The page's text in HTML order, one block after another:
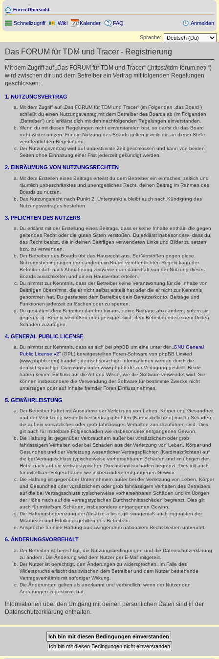
Foren-Übersicht
Schnellzugriff Wiki Kalender FAQ Anmelden
Sprache:
Das FORUM für TDM und Tracer - Registrierung
Mit dem Zugriff auf „Das FORUM für TDM und Tracer“ („https://tdm-forum.net/.“)
wird zwischen dir und dem Betreiber ein Vertrag mit folgenden Regelungen
geschlossen:
1. NUTZUNGSVERTRAG
Mit dem Zugriff auf „Das FORUM für TDM und Tracer“ (im Folgenden „das Board“)
schließt du einen Nutzungsvertrag mit dem Betreiber des Boards ab (im Folgenden
„Betreiber“) und erklärst dich mit den nachfolgenden Regelungen einverstanden.
Wenn du mit diesen Regelungen nicht einverstanden bist, so darfst du das Board
nicht weiter nutzen. Für die Nutzung des Boards gelten jeweils die an dieser Stelle
veröffentlichten Regelungen.
Der Nutzungsvertrag wird auf unbestimmte Zeit geschlossen und kann von beiden
Seiten ohne Einhaltung einer Frist jederzeit gekündigt werden.
2. EINRÄUMUNG VON NUTZUNGSRECHTEN
Mit dem Erstellen eines Beitrags erteilst du dem Betreiber ein einfaches, zeitlich und
räumlich unbeschränktes und unentgeltliches Recht, deinen Beitrag im Rahmen des
Boards zu nutzen.
Das Nutzungsrecht nach Punkt 2, Unterpunkt a bleibt auch nach Kündigung des
Nutzungsvertrages bestehen.
3. PFLICHTEN DES NUTZERS
Du erklärst mit der Erstellung eines Beitrags, dass er keine Inhalte enthält, die gegen
geltendes Recht oder die guten Sitten verstoßen. Du erklärst insbesondere, dass du
das Recht besitzt, die in deinen Beiträgen verwendeten Links und Bilder zu setzen
bzw. zu verwenden.
Der Betreiber des Boards übt das Hausrecht aus. Bei Verstößen gegen diese
Nutzungsbedingungen oder anderer im Board veröffentlichten Regeln kann der
Betreiber dich nach Abmahnung zeitweise oder dauerhaft von der Nutzung dieses
Boards ausschließen und dir ein Hausverbot erteilen.
Du nimmst zur Kenntnis, dass der Betreiber keine Verantwortung für die Inhalte von
Beiträgen übernimmt, die er nicht selbst erstellt hat oder die er nicht zur Kenntnis
genommen hat. Du gestattest dem Betreiber, dein Benutzerkonto, Beiträge und
Funktionen jederzeit zu löschen oder zu sperren.
Du gestattest dem Betreiber darüber hinaus, deine Beiträge abzuändern, sofern sie
gegen o. g. Regeln verstoßen oder geeignet sind, dem Betreiber oder einem Dritten
Schaden zuzufügen.
4. GENERAL PUBLIC LICENSE
Du nimmst zur Kenntnis, dass es sich bei phpBB um eine unter der „ GNU General
Public License v2“ (GPL) bereitgestellten Foren-Software von phpBB Limited
(www.phpbb.com) handelt; deutschsprachige Informationen werden durch die
deutschsprachige Community unter www.phpbb.de zur Verfügung gestellt. Beide
haben keinen Einfluss auf die Art und Weise, wie die Software verwendet wird. Sie
können insbesondere die Verwendung der Software für bestimmte Zwecke nicht
untersagen oder auf Inhalte fremder Foren Einfluss nehmen.
5. GEWÄHRLEISTUNG
Der Betreiber haftet mit Ausnahme der Verletzung von Leben, Körper und Gesundheit
und der Verletzung wesentlicher Vertragspflichten (Kardinalpflichten) nur für Schäden,
die auf ein vorsätzliches oder grob fahrlässiges Verhalten zurückzuführen sind. Dies
gilt auch für mittelbare Folgeschäden wie insbesondere entgangenen Gewinn.
Die Haftung ist gegenüber Verbrauchern außer bei vorsätzlichem oder grob
fahrlässigem Verhalten oder bei Schäden aus der Verletzung von Leben, Körper und
Gesundheit und der Verletzung wesentlicher Vertragspflichten (Kardinalpflichten) auf
die bei Vertragsschluss typischerweise vorhersehbaren Schäden und im übrigen der
Höhe nach auf die vertragstypischen Durchschnittsschäden begrenzt. Dies gilt auch
für mittelbare Folgeschäden wie insbesondere entgangenen Gewinn.
Die Haftung ist gegenüber Unternehmern außer bei der Verletzung von Leben, Körper
und Gesundheit oder vorsätzlichem oder grob fahrlässigem Verhalten des Betreibers
auf die bei Vertragsschluss typischerweise vorhersehbaren Schäden und im Übrigen
der Höhe nach auf die vertragstypischen Durchschnittsschäden begrenzt. Dies gilt
auch für mittelbare Schäden, insbesondere entgangenen Gewinn.
Die Haftungsbegrenzung der Absätze a bis c gilt sinngemäß auch zugunsten der
Mitarbeiter und Erfüllungsgehilfen des Betreibers.
Ansprüche für eine Haftung aus zwingendem nationalem Recht bleiben unberührt.
6. ÄNDERUNGSVORBEHALT
Der Betreiber ist berechtigt, die Nutzungsbedingungen und die Datenschutzerklärung
zu ändern. Die Änderung wird dem Nutzer per E-Mail mitgeteilt.
Der Nutzer ist berechtigt, den Änderungen zu widersprechen. Im Falle des
Widerspruchs erlischt das zwischen dem Betreiber und dem Nutzer bestehende
Vertragsverhältnis mit sofortiger Wirkung.
Die Änderungen gelten als anerkannt und verbindlich, wenn der Nutzer den
Änderungen zugestimmt hat.
Informationen über den Umgang mit deinen persönlichen Daten sind in der
Datenschutzerklärung enthalten.